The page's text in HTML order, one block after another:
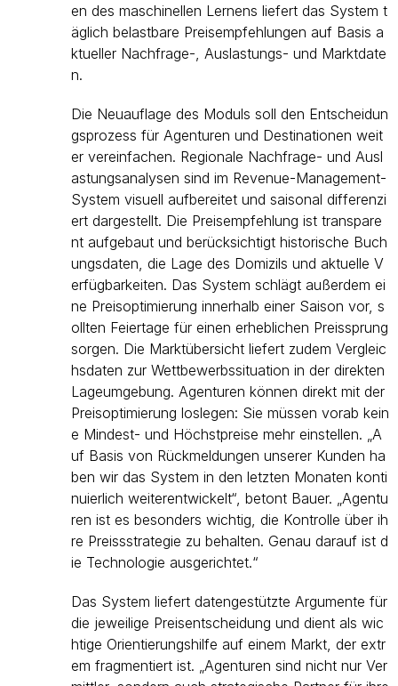
en des maschinellen Lernens liefert das System t
äglich belastbare Preisempfehlungen auf Basis a
ktueller Nachfrage-, Auslastungs- und Marktdate
n.
Die Neuauflage des Moduls soll den Entscheidun
gsprozess für Agenturen und Destinationen weit
er vereinfachen. Regionale Nachfrage- und Ausl
astungsanalysen sind im Revenue-Management-
System visuell aufbereitet und saisonal differenzi
ert dargestellt. Die Preisempfehlung ist transpare
nt aufgebaut und berücksichtigt historische Buch
ungsdaten, die Lage des Domizils und aktuelle V
erfügbarkeiten. Das System schlägt außerdem ei
ne Preisoptimierung innerhalb einer Saison vor, s
ollten Feiertage für einen erheblichen Preissprung
sorgen. Die Marktübersicht liefert zudem Vergleic
hsdaten zur Wettbewerbssituation in der direkten
Lageumgebung. Agenturen können direkt mit der
Preisoptimierung loslegen: Sie müssen vorab kein
e Mindest- und Höchstpreise mehr einstellen. „A
uf Basis von Rückmeldungen unserer Kunden ha
ben wir das System in den letzten Monaten konti
nuierlich weiterentwickelt“, betont Bauer. „Agentu
ren ist es besonders wichtig, die Kontrolle über ih
re Preissstrategie zu behalten. Genau darauf ist d
ie Technologie ausgerichtet.“
Das System liefert datengestützte Argumente für
die jeweilige Preisentscheidung und dient als wic
htige Orientierungshilfe auf einem Markt, der extr
em fragmentiert ist. „Agenturen sind nicht nur Ver